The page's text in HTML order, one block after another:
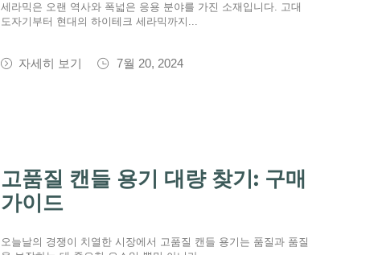
세라믹은 오랜 역사와 폭넓은 응용 분야를 가진 소재입니다. 고대
도자기부터 현대의 하이테크 세라믹까지...
자세히 보기 7월 20, 2024
고품질 캔들 용기 대량 찾기: 구매
가이드
오늘날의 경쟁이 치열한 시장에서 고품질 캔들 용기는 품질과 품질